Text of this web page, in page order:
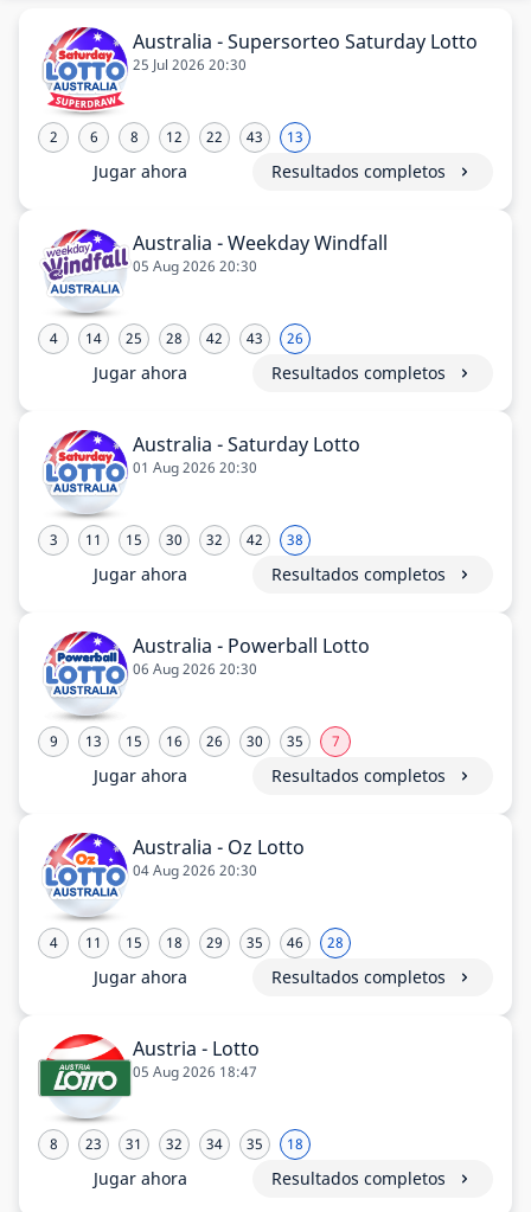
Australia - Supersorteo Saturday Lotto
25 Jul 2026 20:30
2 6 8 12 22 43 13
Jugar ahora Resultados completos
Australia - Weekday Windfall
05 Aug 2026 20:30
4 14 25 28 42 43 26
Jugar ahora Resultados completos
Australia - Saturday Lotto
01 Aug 2026 20:30
3 11 15 30 32 42 38
Jugar ahora Resultados completos
Australia - Powerball Lotto
06 Aug 2026 20:30
9 13 15 16 26 30 35 7
Jugar ahora Resultados completos
Australia - Oz Lotto
04 Aug 2026 20:30
4 11 15 18 29 35 46 28
Jugar ahora Resultados completos
Austria - Lotto
05 Aug 2026 18:47
8 23 31 32 34 35 18
Jugar ahora Resultados completos